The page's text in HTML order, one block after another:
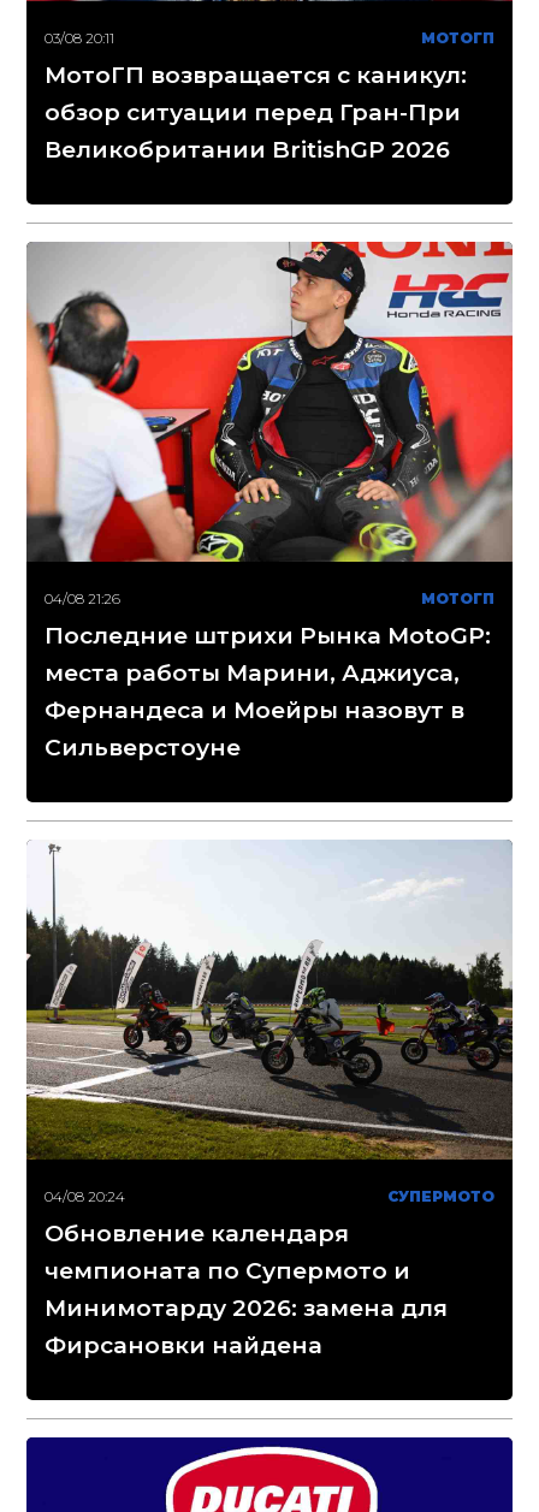
03/08 20:11 МОТОГП
МотоГП возвращается с каникул:
обзор ситуации перед Гран-При
Великобритании BritishGP 2026
04/08 21:26 МОТОГП
Последние штрихи Рынка MotoGP:
места работы Марини, Аджиуса,
Фернандеса и Моейры назовут в
Сильверстоуне
04/08 20:24 СУПЕРМОТО
Обновление календаря
чемпионата по Супермото и
Минимотарду 2026: замена для
Фирсановки найдена